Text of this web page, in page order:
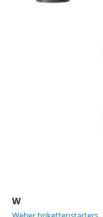
W